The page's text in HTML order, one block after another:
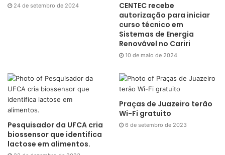
24 de setembro de 2024
CENTEC recebe
autorização para iniciar
curso técnico em
Sistemas de Energia
Renovável no Cariri
10 de maio de 2024
Pesquisador da UFCA cria
biossensor que identifica
lactose em alimentos.
Praças de Juazeiro terão
Wi-Fi gratuito
6 de setembro de 2023